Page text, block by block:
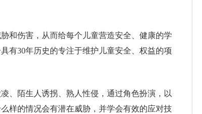
和伤害，从而给每个儿童营造安全、健康的学
有30年历史的专注于维护儿童安全、权益的项
、陌生人诱拐、熟人性侵，通过角色扮演，以
样的情况会有潜在威胁，并学会有效的应对技